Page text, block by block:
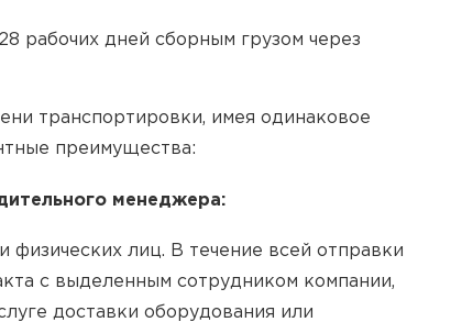
рабочих дней сборным грузом через
транспортировки, имея одинаковое
преимущества:
менеджера:
физических лиц. В течение всей отправки
с выделенным сотрудником компании,
доставки оборудования или